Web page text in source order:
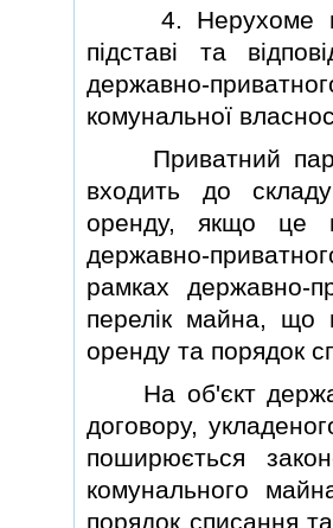
4. Нерухоме
пiдставi та
державно-
комунальної
Приватний
входить до
оренду, якщо це
державно-
рамках державно-
перелiк майна, що
оренду та порядок
На об'єкт
договору,
поширюється
комунального
порядок списання